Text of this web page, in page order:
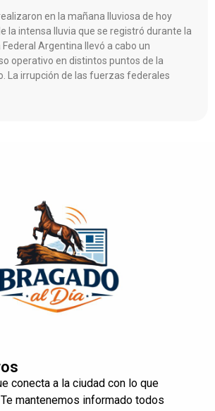
en la mañana lluviosa de hoy
la intensa lluvia que se registró durante la
Argentina llevó a cabo un
operativo en distintos puntos de la
La irrupción de las fuerzas federales
conecta a la ciudad con lo que
mantenemos informado todos